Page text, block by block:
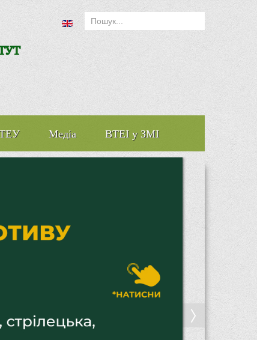
Медіа ВТЕІ у ЗМІ